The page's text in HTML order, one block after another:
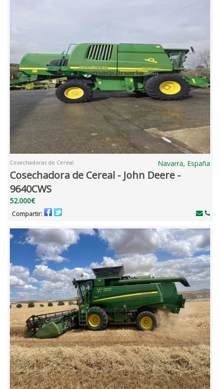
Cosechadoras de Cereal Navarra, España
Cosechadora de Cereal - John Deere -
9640CWS
52.000€
Compartir: